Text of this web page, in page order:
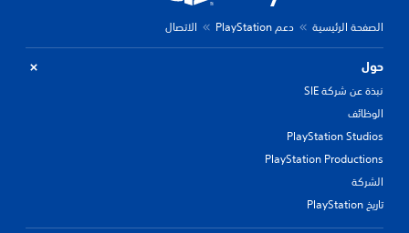
الصفحة الرئيسية دعم PlayStation الاتصال
حول
نبذة عن شركة SIE
الوظائف
PlayStation Studios
PlayStation Productions
الشركة
تاريخ PlayStation